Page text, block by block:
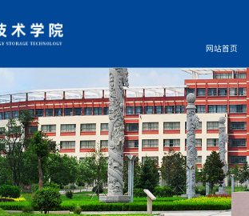
网站首页